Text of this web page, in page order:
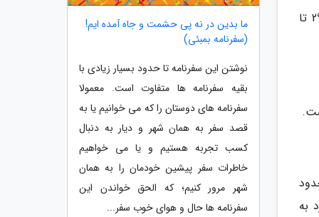
قیمت اقامت در یک مسافرخانه ارزان قیمت بین 8700 تا 26600 تومان است حال آن که قیمت اتاق خصوصی بین 29000 تا
حدود
گرد به
ما بدین در نه پی حشمت و جاه آمده ایم!
(سفرنامه بمبئی)
نوشتن این سفرنامه تا حدود بسیار زیادی با
بقیه سفرنامه ها متفاوت است. معمولا
سفرنامه های دوستان را که می خوانیم یا به
قصد سفر به همان شهر و دیار به دنبال
کسب تجربه هستیم و یا می خواهیم
خاطرات سفر پیشین خودمان را به همان
شهر مرور کنیم؛ که الحق خواندن این
سفرنامه ها حال و هوای خوب سفر...